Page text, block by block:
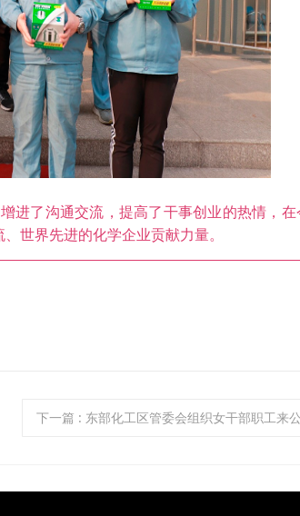
了沟通交流，提高了干事创业的热情，在
世界先进的化学企业贡献力量。
下一篇 : 东部化工区管委会组织女干部职工来